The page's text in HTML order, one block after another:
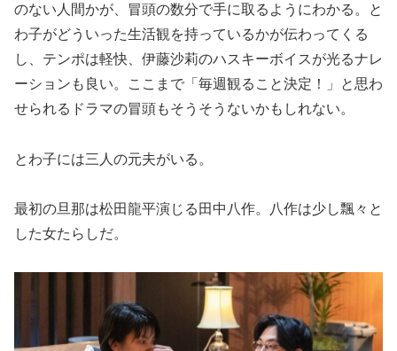
のない人間かが、冒頭の数分で手に取るようにわかる。と
わ子がどういった生活観を持っているかが伝わってくる
し、テンポは軽快、伊藤沙莉のハスキーボイスが光るナレ
ーションも良い。ここまで「毎週観ること決定！」と思わ
せられるドラマの冒頭もそうそうないかもしれない。
とわ子には三人の元夫がいる。
最初の旦那は松田龍平演じる田中八作。八作は少し飄々と
した女たらしだ。